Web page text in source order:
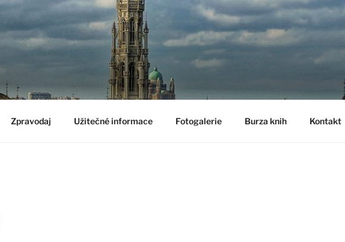
Zpravodaj Užitečné informace Fotogalerie Burza knih Kontakt